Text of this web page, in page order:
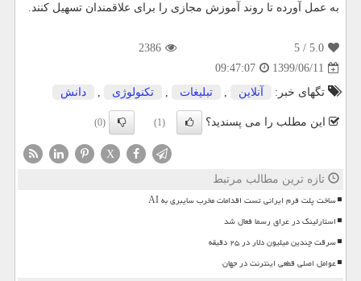
به عمل آورده تا روند آموزش مجازی را برای علاقمندان تسهیل کنند.
5.0
/ 5
2386
1399/06/11
09:47:07
تگهای خبر:
آنلاین , تبلیغات , تكنولوژی , دانش
این مطلب را می پسندید؟ (1)
(0)
X
تازه ترین مطالب مرتبط
ساخت پلت فرم ایرانی تست اقدامات مخرب سایبری به AI
استارلینک در عراق رسما فعال شد
سرقت چندین میلیون دلار در ۲۵ دقیقه
عوامل اصلی قطعی اینترنت در جهان